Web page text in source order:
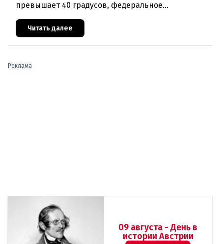
превышает 40 градусов, федеральное
правительство Австрии взялось за решение
проблемы перегрева жилых помещений. В среду н
Читать далее
Реклама
09 августа - День в
истории Австрии